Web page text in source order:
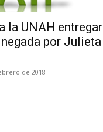
la UNAH entregar
por Julieta
de 2018